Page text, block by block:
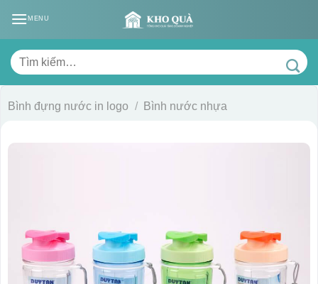
MENU
Tìm
kiếm:
Bình đựng nước in logo / Bình nước nhựa